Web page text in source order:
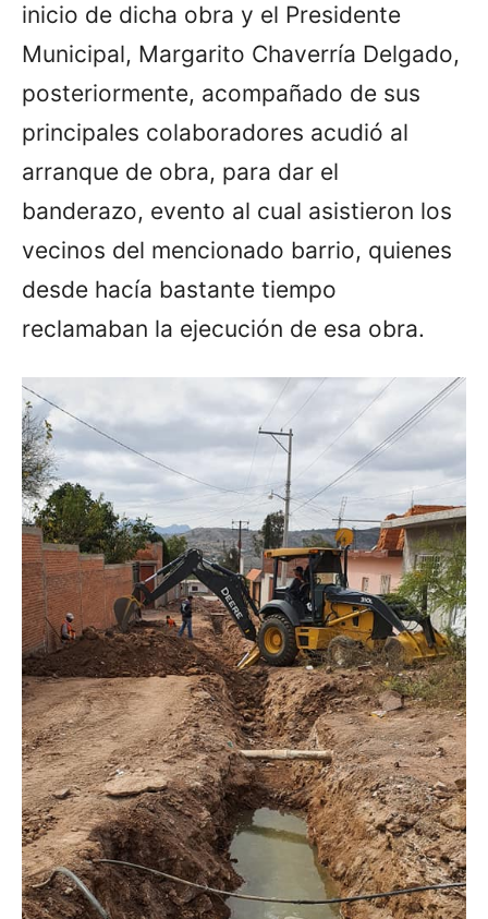
inicio de dicha obra y el Presidente
Municipal, Margarito Chaverría Delgado,
posteriormente, acompañado de sus
principales colaboradores acudió al
arranque de obra, para dar el
banderazo, evento al cual asistieron los
vecinos del mencionado barrio, quienes
desde hacía bastante tiempo
reclamaban la ejecución de esa obra.